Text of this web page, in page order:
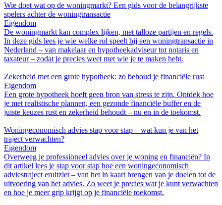
Wie doet wat op de woningmarkt? Een gids voor de belangrijkste
spelers achter de woningtransactie
Eigendom
De woningmarkt kan complex lijken, met talloze partijen en regels.
In deze gids lees je wie welke rol speelt bij een woningtransactie in
Nederland – van makelaar en hypotheekadviseur tot notaris en
taxateur – zodat je precies weet met wie je te maken hebt.
Zekerheid met een grote hypotheek: zo behoud je financiële rust
Eigendom
Een grote hypotheek hoeft geen bron van stress te zijn. Ontdek hoe
je met realistische plannen, een gezonde financiële buffer en de
juiste keuzes rust en zekerheid behoudt – nu en in de toekomst.
Woningeconomisch advies stap voor stap – wat kun je van het
traject verwachten?
Eigendom
Overweeg je professioneel advies over je woning en financiën? In
dit artikel lees je stap voor stap hoe een woningeconomisch
adviestraject eruitziet – van het in kaart brengen van je doelen tot de
uitvoering van het advies. Zo weet je precies wat je kunt verwachten
en hoe je meer grip krijgt op je financiële toekomst.